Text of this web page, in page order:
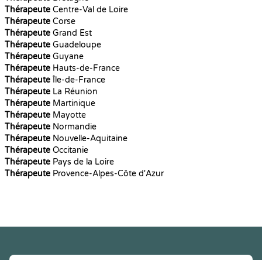
Thérapeute Centre-Val de Loire
Thérapeute Corse
Thérapeute Grand Est
Thérapeute Guadeloupe
Thérapeute Guyane
Thérapeute Hauts-de-France
Thérapeute Île-de-France
Thérapeute La Réunion
Thérapeute Martinique
Thérapeute Mayotte
Thérapeute Normandie
Thérapeute Nouvelle-Aquitaine
Thérapeute Occitanie
Thérapeute Pays de la Loire
Thérapeute Provence-Alpes-Côte d'Azur